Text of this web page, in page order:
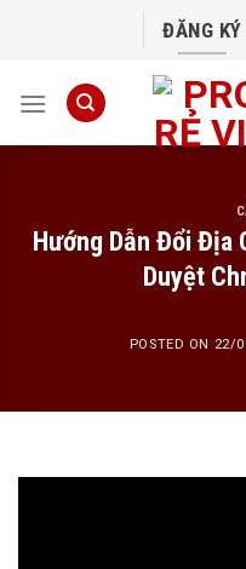
ĐĂNG KÝ
Hướng Dẫn Đổi Địa
Duyệt
POSTED ON 22/